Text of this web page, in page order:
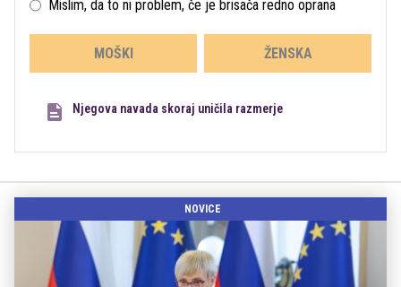
Mislim, da to ni problem, če je brisača redno oprana
MOŠKI ŽENSKA
Njegova navada skoraj uničila razmerje
NOVICE